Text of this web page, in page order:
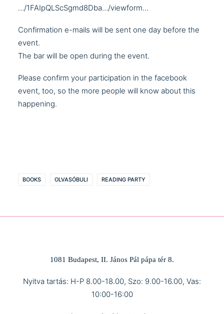
…/1FAIpQLScSgmd8Dba…/viewform…
Confirmation e-mails will be sent one day before the
event.
The bar will be open during the event.
Please confirm your participation in the facebook
event, too, so the more people will know about this
happening.
BOOKS OLVASÓBULI READING PARTY
1081 Budapest, II. János Pál pápa tér 8.
Nyitva tartás: H-P 8.00-18.00, Szo: 9.00-16.00, Vas:
10:00-16:00